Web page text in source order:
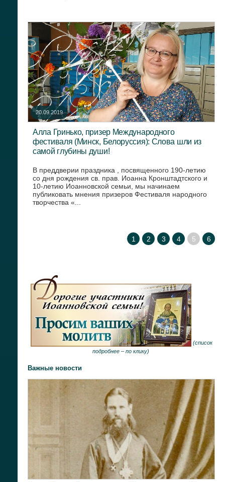
20.09.2019
Алла Гринько, призер Международного
фестиваля (Минск, Белоруссия): Слова шли из
самой глубины души!
В преддверии праздника , посвященного 190-летию
со дня рождения св. прав. Иоанна Кронштадтского и
10-летию Иоанновской семьи, мы начинаем
публиковать мнения призеров Фестиваля народного
творчества «...
1 2 3 4 5 6
(список
подробнее – по клику)
Важные новости